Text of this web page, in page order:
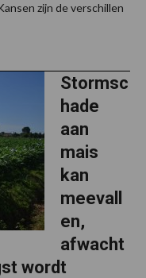
zijn de verschillen
Stormsc
hade
aan
mais
kan
meevall
en,
afwacht
wordt